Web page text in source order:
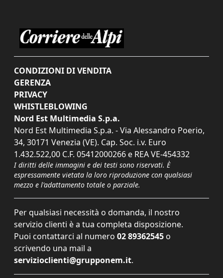
CONDIZIONI DI VENDITA
GERENZA
PRIVACY
WHISTLEBLOWING
Nord Est Multimedia S.p.a.
Nord Est Multimedia S.p.a. - Via Alessandro Poerio,
34, 30171 Venezia (VE). Cap. Soc. i.v. Euro
1.432.522,00 C.F. 05412000266 e REA VE-454332
I diritti delle immagini e dei testi sono riservati. È
espressamente vietata la loro riproduzione con qualsiasi
mezzo e l'adattamento totale o parziale.
Per qualsiasi necessità o domanda, il nostro
servizio clienti è a tua completa disposizione.
Puoi contattarci al numero 02 89362545 o
scrivendo una mail a
servizioclienti@grupponem.it.